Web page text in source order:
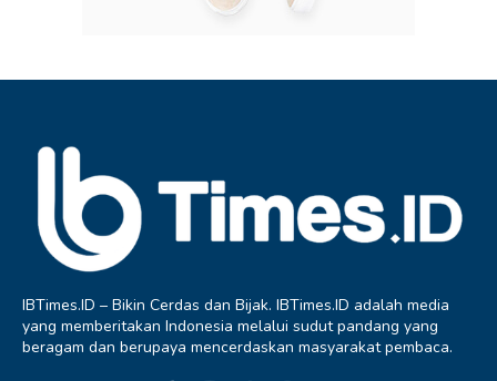
IBTimes.ID – Bikin Cerdas dan Bijak. IBTimes.ID adalah media
yang memberitakan Indonesia melalui sudut pandang yang
beragam dan berupaya mencerdaskan masyarakat pembaca.